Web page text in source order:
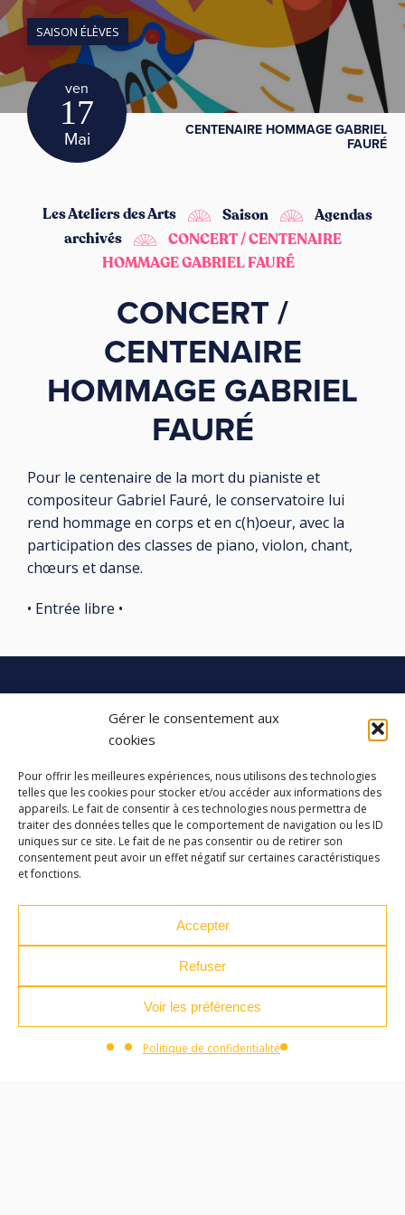
Gérer le consentement aux
cookies
Pour offrir les meilleures expériences, nous utilisons des technologies
telles que les cookies pour stocker et/ou accéder aux informations des
appareils. Le fait de consentir à ces technologies nous permettra de
traiter des données telles que le comportement de navigation ou les ID
uniques sur ce site. Le fait de ne pas consentir ou de retirer son
consentement peut avoir un effet négatif sur certaines caractéristiques
et fonctions.
Accepter
Refuser
Voir les préférences
Politique de confidentialité
ven
17
Mai
SAISON ÉLÈVES
CENTENAIRE HOMMAGE GABRIEL
FAURÉ
Les Ateliers des Arts Saison
Agendas
archivés
CONCERT / CENTENAIRE
HOMMAGE GABRIEL FAURÉ
CONCERT /
CENTENAIRE
HOMMAGE GABRIEL
FAURÉ
Pour le centenaire de la mort du pianiste et
compositeur Gabriel Fauré, le conservatoire lui
rend hommage en corps et en c(h)oeur, avec la
participation des classes de piano, violon, chant,
chœurs et danse.
• Entrée libre •
LES ATELIERS DES ARTS
32 Rue 86E Régiment d'Infanterie
43000 Le Puy-en-Velay
04 71 04 37 35
ateliersdesarts@lepuyenvelay.fr
Facebook
Instagram
Youtube
S'inscrire à la newsletter